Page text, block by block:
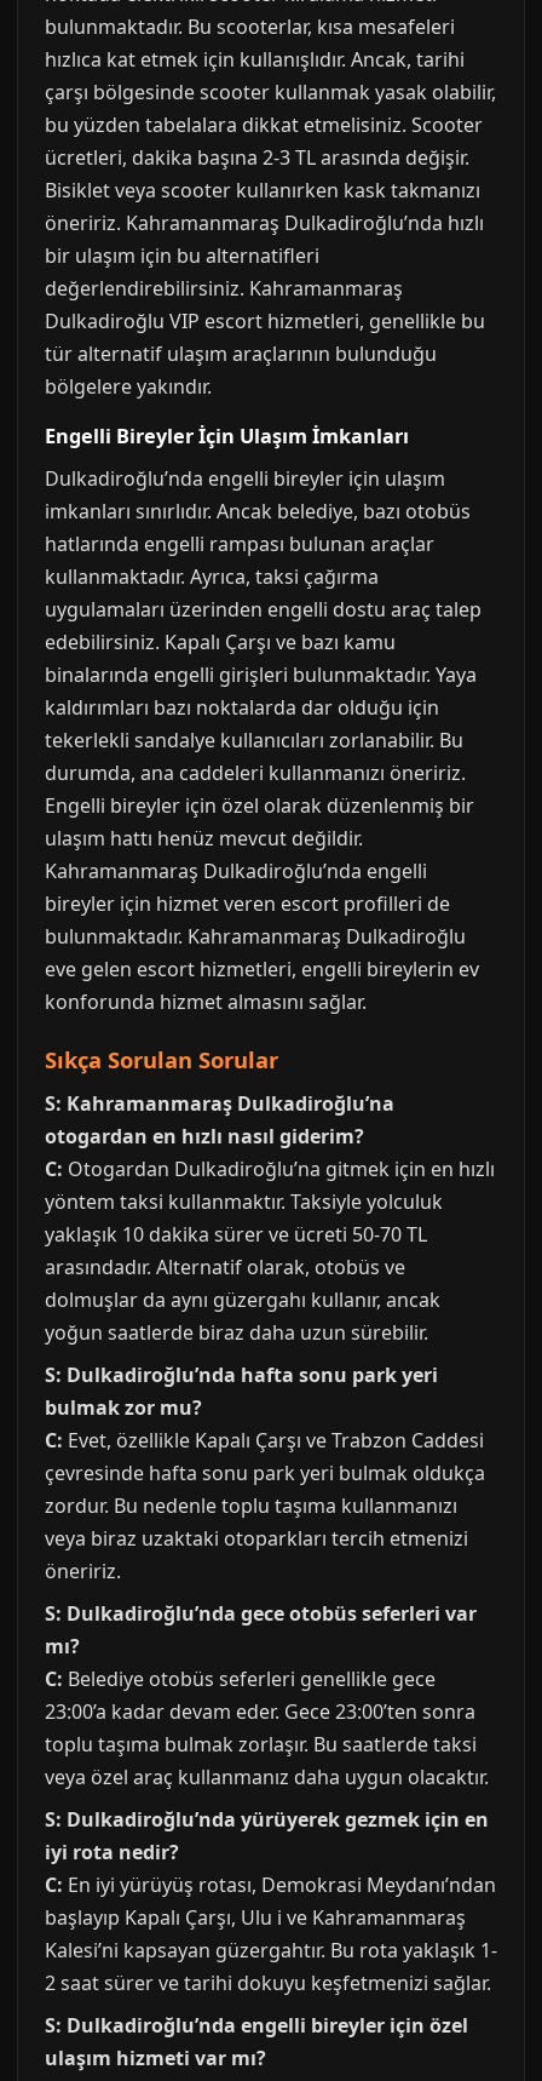
bulunmaktadır. Bu scooterlar, kısa mesafeleri
hızlıca kat etmek için kullanışlıdır. Ancak, tarihi
çarşı bölgesinde scooter kullanmak yasak olabilir,
bu yüzden tabelalara dikkat etmelisiniz. Scooter
ücretleri, dakika başına 2-3 TL arasında değişir.
Bisiklet veya scooter kullanırken kask takmanızı
öneririz. Kahramanmaraş Dulkadiroğlu’nda hızlı
bir ulaşım için bu alternatifleri
değerlendirebilirsiniz. Kahramanmaraş
Dulkadiroğlu VIP escort hizmetleri, genellikle bu
tür alternatif ulaşım araçlarının bulunduğu
bölgelere yakındır.
Engelli Bireyler İçin Ulaşım İmkanları
Dulkadiroğlu’nda engelli bireyler için ulaşım
imkanları sınırlıdır. Ancak belediye, bazı otobüs
hatlarında engelli rampası bulunan araçlar
kullanmaktadır. Ayrıca, taksi çağırma
uygulamaları üzerinden engelli dostu araç talep
edebilirsiniz. Kapalı Çarşı ve bazı kamu
binalarında engelli girişleri bulunmaktadır. Yaya
kaldırımları bazı noktalarda dar olduğu için
tekerlekli sandalye kullanıcıları zorlanabilir. Bu
durumda, ana caddeleri kullanmanızı öneririz.
Engelli bireyler için özel olarak düzenlenmiş bir
ulaşım hattı henüz mevcut değildir.
Kahramanmaraş Dulkadiroğlu’nda engelli
bireyler için hizmet veren escort profilleri de
bulunmaktadır. Kahramanmaraş Dulkadiroğlu
eve gelen escort hizmetleri, engelli bireylerin ev
konforunda hizmet almasını sağlar.
Sıkça Sorulan Sorular
S: Kahramanmaraş Dulkadiroğlu’na
otogardan en hızlı nasıl giderim?
C: Otogardan Dulkadiroğlu’na gitmek için en hızlı
yöntem taksi kullanmaktır. Taksiyle yolculuk
yaklaşık 10 dakika sürer ve ücreti 50-70 TL
arasındadır. Alternatif olarak, otobüs ve
dolmuşlar da aynı güzergahı kullanır, ancak
yoğun saatlerde biraz daha uzun sürebilir.
S: Dulkadiroğlu’nda hafta sonu park yeri
bulmak zor mu?
C: Evet, özellikle Kapalı Çarşı ve Trabzon Caddesi
çevresinde hafta sonu park yeri bulmak oldukça
zordur. Bu nedenle toplu taşıma kullanmanızı
veya biraz uzaktaki otoparkları tercih etmenizi
öneririz.
S: Dulkadiroğlu’nda gece otobüs seferleri var
mı?
C: Belediye otobüs seferleri genellikle gece
23:00’a kadar devam eder. Gece 23:00’ten sonra
toplu taşıma bulmak zorlaşır. Bu saatlerde taksi
veya özel araç kullanmanız daha uygun olacaktır.
S: Dulkadiroğlu’nda yürüyerek gezmek için en
iyi rota nedir?
C: En iyi yürüyüş rotası, Demokrasi Meydanı’ndan
başlayıp Kapalı Çarşı, Ulu i ve Kahramanmaraş
Kalesi’ni kapsayan güzergahtır. Bu rota yaklaşık 1-
2 saat sürer ve tarihi dokuyu keşfetmenizi sağlar.
S: Dulkadiroğlu’nda engelli bireyler için özel
ulaşım hizmeti var mı?